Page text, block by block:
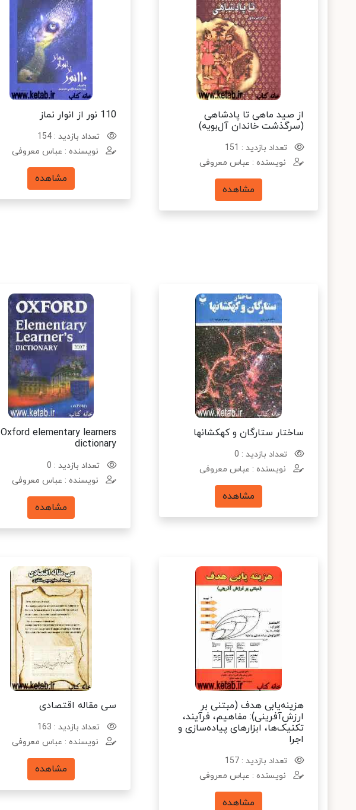
از صید ماهی تا پادشاهی
(سرگذشت خاندان آل‌بویه)
تعداد بازدید : 151
نویسنده : عباس معروفی
مشاهده
110 نور از انوار نماز
تعداد بازدید : 154
نویسنده : عباس معروفی
مشاهده
ساختار ستارگان و کهکشانها
تعداد بازدید : 0
نویسنده : عباس معروفی
مشاهده
Oxford elementary learners
dictionary
تعداد بازدید : 0
نویسنده : عباس معروفی
مشاهده
هزینه‌یابی هدف (مبتنی بر
ارزش‌آفرینی): مفاهیم، فرآیند،
تکنیک‌ها، ابزارهای پیاده‌سازی و
اجرا
تعداد بازدید : 157
نویسنده : عباس معروفی
مشاهده
سی مقاله اقتصادی
تعداد بازدید : 163
نویسنده : عباس معروفی
مشاهده